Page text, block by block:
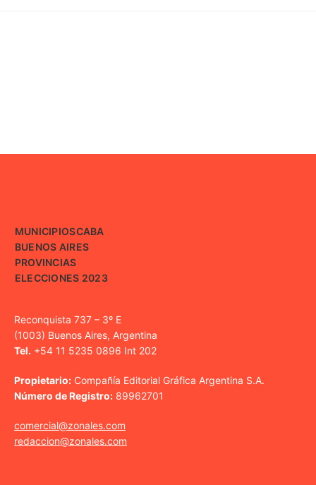
MUNICIPIOSCABA
BUENOS AIRES
PROVINCIAS
ELECCIONES 2023
Reconquista 737 – 3º E
(1003) Buenos Aires, Argentina
Tel. +54 11 5235 0896 Int 202
Propietario: Compañía Editorial Gráfica Argentina S.A.
Número de Registro: 89962701
comercial@zonales.com
redaccion@zonales.com